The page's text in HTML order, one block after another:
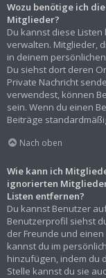
Wozu benötige ich
Mitglieder?
Du kannst diese
verwalten. Mitglieder,
in deinem
Du siehst dort deren
Private Nachricht
verwendest, können
sein. Wenn du einen
Beiträge
Nach oben
Wie kann ich
ignorierten
Listen entfernen?
Du kannst Benutzer
Benutzerprofil siehst
der Freunde und
kannst du im
hinzufügen, indem du
Stelle kannst du sie